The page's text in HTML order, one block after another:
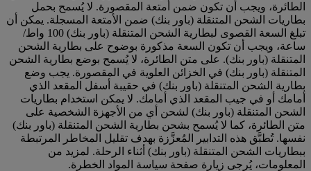
الطائرة، ويجب أن تكون ضمن أمتعة المقصورة. لا يُسمح بحمل
بطاريات الشحن المتنقلة (باور بنك) ضمن الأمتعة المسجلة. يمكن أن
تبلغ السعة القصوى لبطارية الشحن المتنقلة (باور بنك) 100 واط/
ساعة، ويجب أن تكون السعة مذكورة بوضوح على بطارية الشحن
المتنقلة (باور بنك). على متن الطائرة، لا يُسمح بوضع بطارية الشحن
المتنقلة (باور بنك) في الخزائن العلوية في المقصورة. يجب وضع
بطارية الشحن المتنقلة (باور بنك) في حقيبة أسفل المقعد الذي
أمامك أو في جيب المقعد الذي أمامك. لا يمكن استخدام بطاريات
الشحن المتنقلة (باور بنك) لشحن أي من الأجهزة الشخصية على
متن الطائرة، كما لا يُسمح بشحن بطارية الشحن المتنقلة (باور بنك)
نفسها. تُطبَّق هذه التدابير المُعزَّزة بهدف تقليل المخاطر المرتبطة
ببطاريات الشحن المتنقلة (باور بنك) أثناء الرحلة. لمزيد من
المعلومات، يُرجى زيارة صفحة سياسة المواد الخطرة.